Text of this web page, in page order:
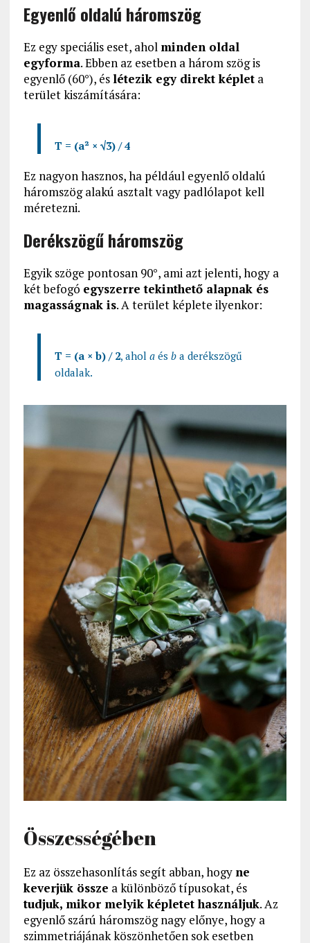
Egyenlő oldalú háromszög
Ez egy speciális eset, ahol minden oldal
egyforma. Ebben az esetben a három szög is
egyenlő (60°), éslétezik egy direkt képleta
terület kiszámítására:
T = (a² × √3) / 4
Ez nagyon hasznos, ha például egyenlő oldalú
háromszög alakú asztalt vagy padlólapot kell
méretezni.
Derékszögű háromszög
Egyik szöge pontosan 90°, ami azt jelenti, hogy a
két befogó egyszerre tekinthető alapnak és
magasságnak is. A terület képlete ilyenkor:
T = (a × b) / 2, ahol aés ba derékszögű
oldalak.
Összességében
Ez az összehasonlítás segít abban, hogy ne
keverjük össze a különböző típusokat, és
tudjuk, mikor melyik képletet használjuk. Az
egyenlő szárú háromszög nagy előnye, hogy a
szimmetriájának köszönhetően sok esetben